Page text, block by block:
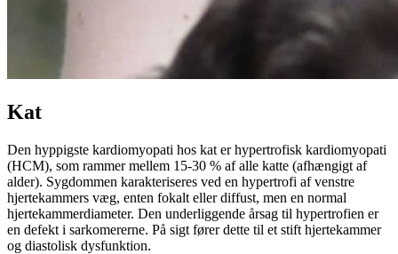
Kat
Den hyppigste kardiomyopati hos kat er hypertrofisk kardiomyopati
(HCM), som rammer mellem 15-30 % af alle katte (afhængigt af
alder). Sygdommen karakteriseres ved en hypertrofi af venstre
hjertekammers væg, enten fokalt eller diffust, men en normal
hjertekammerdiameter. Den underliggende årsag til hypertrofien er
en defekt i sarkomererne. På sigt fører dette til et stift hjertekammer
og diastolisk dysfunktion.